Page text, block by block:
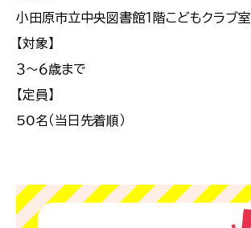
小田原市立中央図書館１階こどもクラブ室
【対象】
３～６歳まで
【定員】
50名（当日先着順）